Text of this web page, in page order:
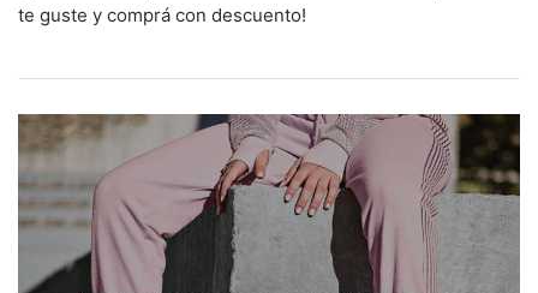
te guste y comprá con descuento!